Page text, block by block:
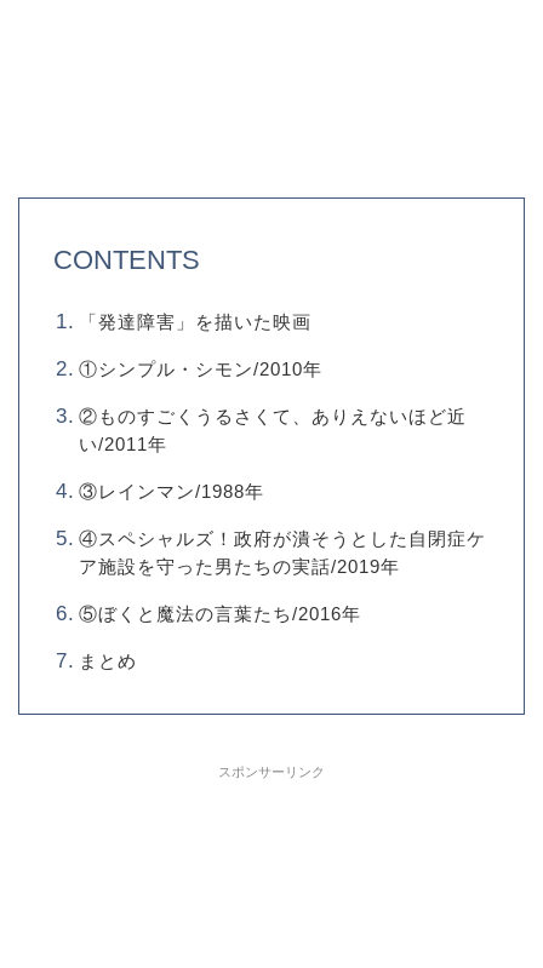
CONTENTS
「発達障害」を描いた映画
①シンプル・シモン/2010年
②ものすごくうるさくて、ありえないほど近
い/2011年
③レインマン/1988年
④スペシャルズ！政府が潰そうとした自閉症ケ
ア施設を守った男たちの実話/2019年
⑤ぼくと魔法の言葉たち/2016年
まとめ
スポンサーリンク